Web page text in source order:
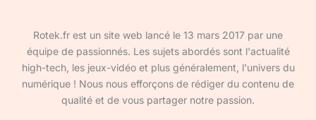
Rotek.fr est un site web lancé le 13 mars 2017 par une
équipe de passionnés. Les sujets abordés sont l'actualité
high-tech, les jeux-vidéo et plus généralement, l'univers du
numérique ! Nous nous efforçons de rédiger du contenu de
qualité et de vous partager notre passion.